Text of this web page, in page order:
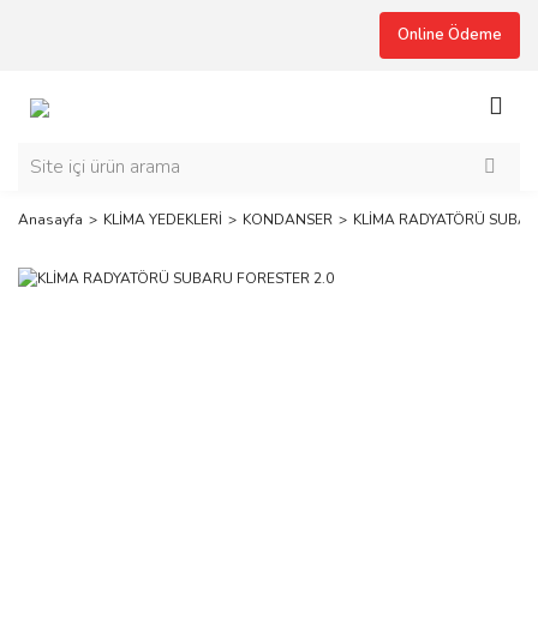
Online Ödeme
Anasayfa KLİMA YEDEKLERİ KONDANSER KLİMA RADYATÖRÜ